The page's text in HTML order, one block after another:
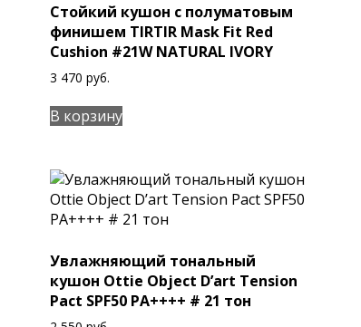
Стойкий кушон с полуматовым
финишем TIRTIR Mask Fit Red
Cushion #21W NATURAL IVORY
3 470 руб.
В корзину
Увлажняющий тональный
кушон Ottie Object D’art Tension
Pact SPF50 PA++++ # 21 тон